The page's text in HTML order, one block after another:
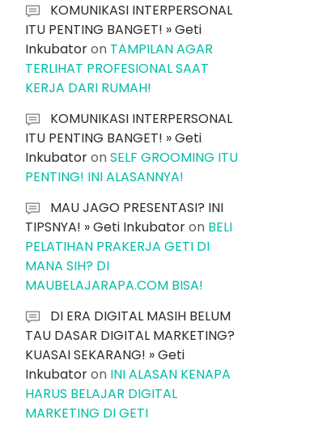
KOMUNIKASI INTERPERSONAL
ITU PENTING BANGET! » Geti
Inkubatoron TAMPILAN AGAR
TERLIHAT PROFESIONAL SAAT
KERJA DARI RUMAH!
KOMUNIKASI INTERPERSONAL
ITU PENTING BANGET! » Geti
Inkubatoron SELF GROOMING ITU
PENTING! INI ALASANNYA!
MAU JAGO PRESENTASI? INI
TIPSNYA! » Geti Inkubatoron BELI
PELATIHAN PRAKERJA GETI DI
MANA SIH? DI
MAUBELAJARAPA.COM BISA!
DI ERA DIGITAL MASIH BELUM
TAU DASAR DIGITAL MARKETING?
KUASAI SEKARANG! » Geti
Inkubatoron INI ALASAN KENAPA
HARUS BELAJAR DIGITAL
MARKETING DI GETI